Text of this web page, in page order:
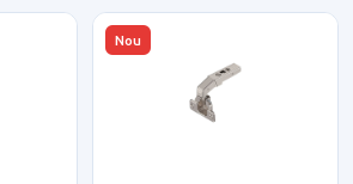
Nou